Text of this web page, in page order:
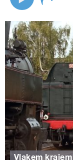
Vlakem krajem